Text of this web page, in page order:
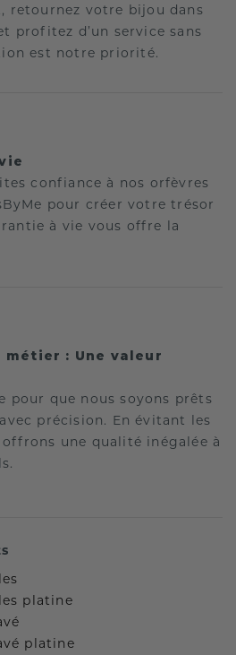
retournez votre bijou dans
profitez d’un service sans
est notre priorité.
confiance à nos orfèvres
pour créer votre trésor
à vie vous offre la
: Une valeur
pour que nous soyons prêts
précision. En évitant les
une qualité inégalée à
platine
platine